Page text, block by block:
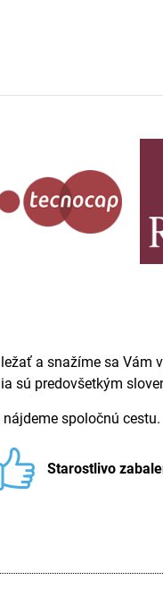
a snažíme sa
sú predovšetkým
nájdeme spoločnú
Starostlivo